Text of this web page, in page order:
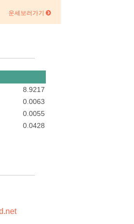
운세보러가기
8.9217
0.0063
0.0055
0.0428